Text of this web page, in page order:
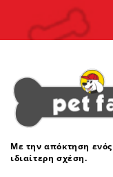
Με την απόκτηση ενός
ιδιαίτερη σχέση.